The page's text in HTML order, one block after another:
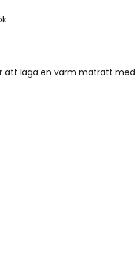
att laga en varm maträtt